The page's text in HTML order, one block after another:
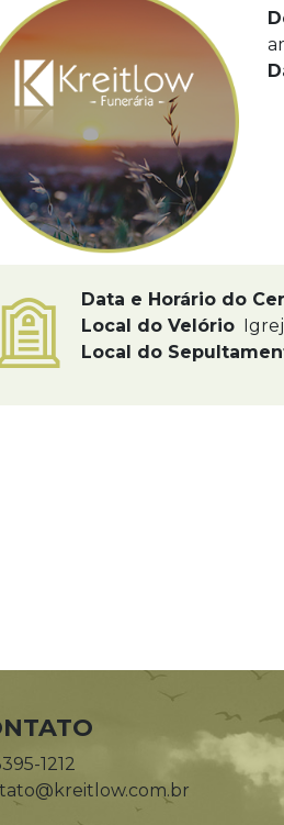
Data e Horário do
Local do Velório
Local do
1212